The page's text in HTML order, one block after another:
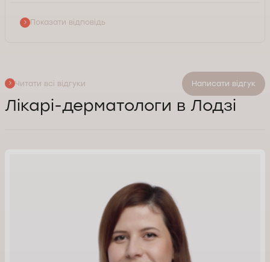
Показати відповідь
Читати всі відгуки Написати відгук
Лікарі-дерматологи в Лодзі